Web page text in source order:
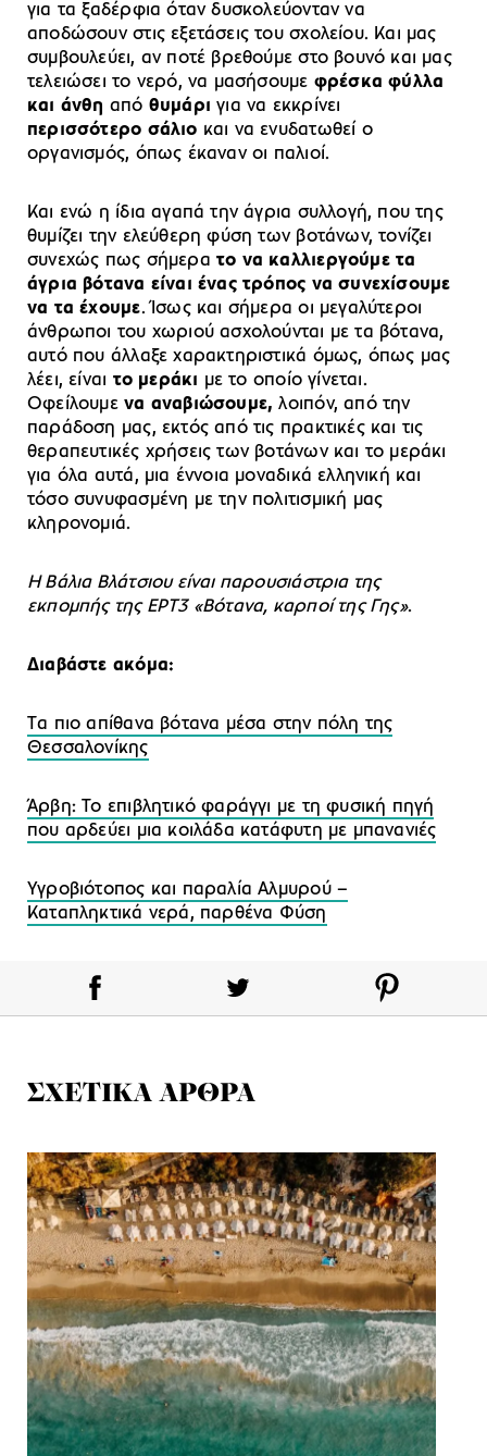
για τα ξαδέρφια όταν δυσκολεύονταν να
αποδώσουν στις εξετάσεις του σχολείου. Και μας
συμβουλεύει, αν ποτέ βρεθούμε στο βουνό και μας
τελειώσει το νερό, να μασήσουμε φρέσκα φύλλα
και άνθη από θυμάρι για να εκκρίνει
περισσότερο σάλιο και να ενυδατωθεί ο
οργανισμός, όπως έκαναν οι παλιοί.
Και ενώ η ίδια αγαπά την άγρια συλλογή, που της
θυμίζει την ελεύθερη φύση των βοτάνων, τονίζει
συνεχώς πως σήμερα το να καλλιεργούμε τα
άγρια βότανα είναι ένας τρόπος να συνεχίσουμε
να τα έχουμε. Ίσως και σήμερα οι μεγαλύτεροι
άνθρωποι του χωριού ασχολούνται με τα βότανα,
αυτό που άλλαξε χαρακτηριστικά όμως, όπως μας
λέει, είναι το μεράκι με το οποίο γίνεται.
Οφείλουμενα αναβιώσουμε, λοιπόν, από την
παράδοση μας, εκτός από τις πρακτικές και τις
θεραπευτικές χρήσεις των βοτάνων και το μεράκι
για όλα αυτά, μια έννοια μοναδικά ελληνική και
τόσο συνυφασμένη με την πολιτισμική μας
κληρονομιά.
Η Βάλια Βλάτσιου είναι παρουσιάστρια της
εκπομπής της ΕΡΤ3 «Βότανα, καρποί της Γης».
Διαβάστε ακόμα:
Tα πιο απίθανα βότανα μέσα στην πόλη της
Θεσσαλονίκης
Άρβη: Το επιβλητικό φαράγγι με τη φυσική πηγή
που αρδεύει μια κοιλάδα κατάφυτη με μπανανιές
Υγροβιότοπος και παραλία Αλμυρού –
Καταπληκτικά νερά, παρθένα Φύση
ΣΧΕΤΙΚΑ ΑΡΘΡΑ